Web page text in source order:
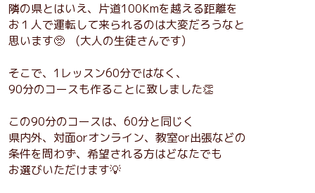
隣の県とはいえ、片道100Kmを越える距離を
お１人で運転して来られるのは大変だろうなと
思います🥺 (大人の生徒さんです)
そこで、1レッスン60分ではなく、
90分のコースも作ることに致しました👏
この90分のコースは、60分と同じく
県内外、対面orオンライン、教室or出張などの
条件を問わず、希望される方はどなたでも
お選びいただけます💡